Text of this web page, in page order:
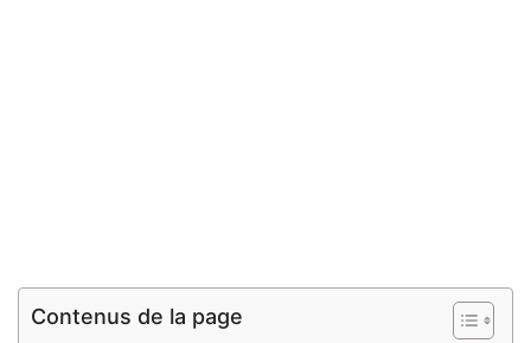
Contenus de la page